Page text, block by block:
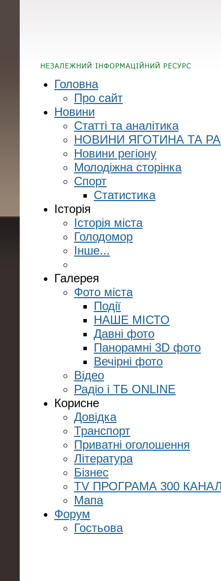
Головна
Про сайт
Новини
Статті та аналітика
НОВИНИ ЯГОТИНА ТА
Новини регіону
Молодіжна сторінка
Спорт
Статистика
Історія
Історія міста
Голодомор
Інше...
Галерея
Фото міста
Події
НАШЕ МІСТО
Давні фото
Панорамні 3D фото
Вечірні фото
Відео
Радіо і ТБ ONLINE
Корисне
Довідка
Транспорт
Приватні оголошення
Література
Бізнес
TV ПРОГРАМА 300
Мапа
Форум
Гостьова